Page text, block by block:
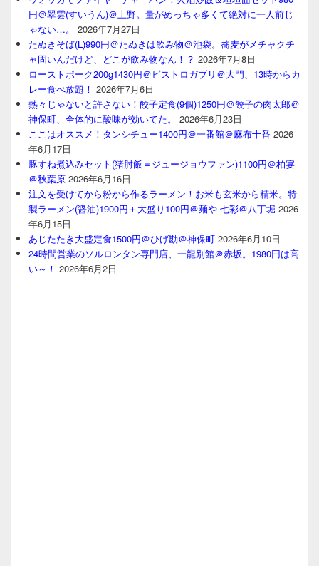
円＠翠雲(すいうん)＠上野。量がめっちゃ多くて絶対に一人前じ
ゃない…。
2026年7月27日
たぬきそば(L)990円＠たぬきは飲み物＠池袋。蕎麦がメチャクチ
ャ固いんだけど、どこが飲み物なん！？ 2026年7月8日
ローストポーク200g1430円＠ビストロガブリ＠大門、13時からカ
レー食べ放題！ 2026年7月6日
熱々じゃないと許さない！餃子定食(9個)1250円＠餃子の肉太郎＠
神保町、全体的に酸味が効いてた。
2026年6月23日
ここはオススメ！タンシチュー1400円＠一番館＠麻布十番 2026
年6月17日
豚すね煮込みセット(猪肘飯＝ジュージョウファン)1100円＠柏宴
＠秋葉原 2026年6月16日
注文を受けてから粉から作るラーメン！お米も玄米から精米。特
製ラーメン(醤油)1900円＋大盛り100円＠麺や 七彩＠八丁堀 2026
年6月15日
あじたたき大盛定食1500円＠ひげ勘＠神保町 2026年6月10日
24時間営業のソルロンタン専門店、一龍別館＠赤坂。1980円は高
い～！ 2026年6月2日